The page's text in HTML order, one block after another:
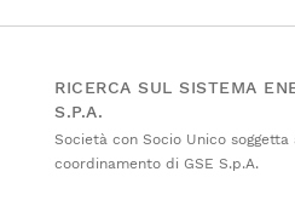
RICERCA SUL SISTEMA
S.P.A.
Società con Socio Unico soggetta
coordinamento di GSE S.p.A.